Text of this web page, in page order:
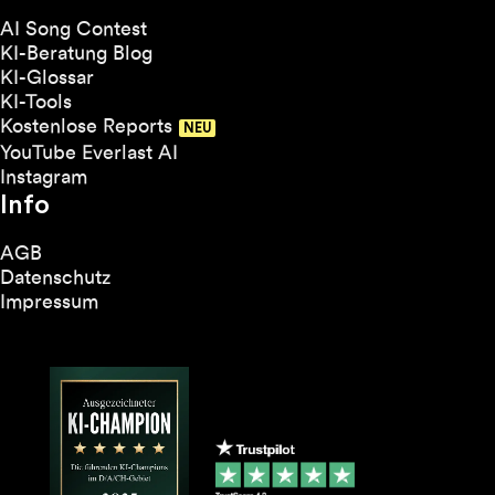
AI Song Contest
KI-Beratung Blog
KI-Glossar
KI-Tools
Kostenlose Reports
YouTube Everlast AI
Instagram
Info
AGB
Datenschutz
Impressum